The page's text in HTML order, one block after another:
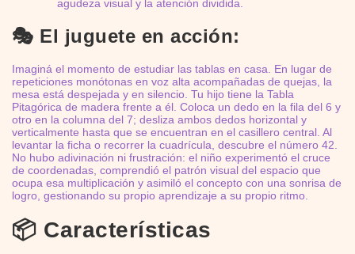
agudeza visual y la atención dividida.
🎭 El juguete en acción:
Imaginá el momento de estudiar las tablas en casa. En lugar de
repeticiones monótonas en voz alta acompañadas de quejas, la
mesa está despejada y en silencio. Tu hijo tiene la Tabla
Pitagórica de madera frente a él. Coloca un dedo en la fila del 6 y
otro en la columna del 7; desliza ambos dedos horizontal y
verticalmente hasta que se encuentran en el casillero central. Al
levantar la ficha o recorrer la cuadrícula, descubre el número 42.
No hubo adivinación ni frustración: el niño experimentó el cruce
de coordenadas, comprendió el patrón visual del espacio que
ocupa esa multiplicación y asimiló el concepto con una sonrisa de
logro, gestionando su propio aprendizaje a su propio ritmo.
📦 Características